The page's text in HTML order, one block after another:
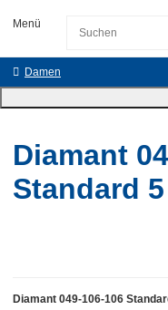
Menü
Damen
Diamant
Standard
Diamant 049-106-106